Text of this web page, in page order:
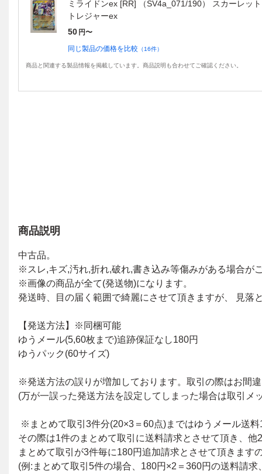
ミライドンex [RR] （SV4a_071/190） スカーレッ
トレジャーex
50 円〜
同じ製品の価格を比較 （16件）
商品と関連する製品情報を掲載しています。商品説明も合わせてご確認ください。
商品説明